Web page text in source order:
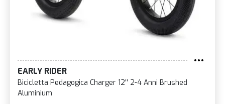
EARLY RIDER
Bicicletta Pedagogica Charger 12'' 2-4 Anni Brushed
Aluminium